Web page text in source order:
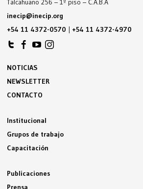
Talcahuano 256 – 1º piso – C.A.B.A
inecip@inecip.org
+54 11 4372-0570 | +54 11 4372-4970
NOTICIAS
NEWSLETTER
CONTACTO
Institucional
Grupos de trabajo
Capacitación
Publicaciones
Prensa